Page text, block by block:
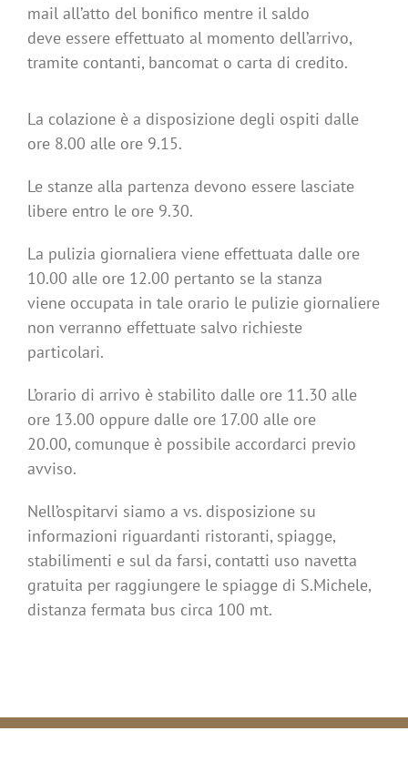
mail all’atto del bonifico mentre il saldo
deve essere effettuato al momento dell’arrivo,
tramite contanti, bancomat o carta di credito.
La colazione è a disposizione degli ospiti dalle
ore 8.00 alle ore 9.15.
Le stanze alla partenza devono essere lasciate
libere entro le ore 9.30.
La pulizia giornaliera viene effettuata dalle ore
10.00 alle ore 12.00 pertanto se la stanza
viene occupata in tale orario le pulizie giornaliere
non verranno effettuate salvo richieste
particolari.
L’orario di arrivo è stabilito dalle ore 11.30 alle
ore 13.00 oppure dalle ore 17.00 alle ore
20.00, comunque è possibile accordarci previo
avviso.
Nell’ospitarvi siamo a vs. disposizione su
informazioni riguardanti ristoranti, spiagge,
stabilimenti e sul da farsi, contatti uso navetta
gratuita per raggiungere le spiagge di S.Michele,
distanza fermata bus circa 100 mt.